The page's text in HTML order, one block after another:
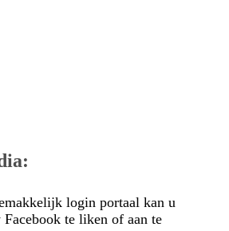
login portaal kan u
te liken of aan te